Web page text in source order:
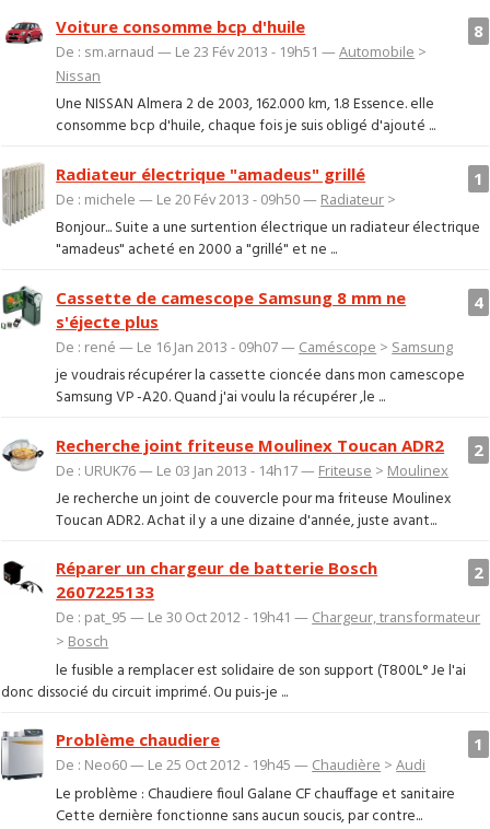
8
Voiture consomme bcp d'huile
De : sm.arnaud — Le 23 Fév 2013 - 19h51 —Automobile >
Nissan
Une NISSAN Almera 2 de 2003, 162.000 km, 1.8 Essence. elle
consomme bcp d'huile, chaque fois je suis obligé d'ajouté ...
1
Radiateur électrique "amadeus" grillé
De : michele — Le 20 Fév 2013 - 09h50 — Radiateur >
Bonjour... Suite a une surtention électrique un radiateur électrique
"amadeus" acheté en 2000 a "grillé" et ne ...
4
Cassette de camescope Samsung 8 mm ne
s'éjecte plus
De : rené — Le 16 Jan 2013 - 09h07 — Caméscope > Samsung
je voudrais récupérer la cassette cioncée dans mon camescope
Samsung VP -A20. Quand j'ai voulu la récupérer ,le ...
2
Recherche joint friteuse Moulinex Toucan ADR2
De : URUK76 — Le 03 Jan 2013 - 14h17 — Friteuse > Moulinex
Je recherche un joint de couvercle pour ma friteuse Moulinex
Toucan ADR2. Achat il y a une dizaine d'année, juste avant...
2
Réparer un chargeur de batterie Bosch
2607225133
De : pat_95 — Le 30 Oct 2012 - 19h41 — Chargeur, transformateur
> Bosch
le fusible a remplacer est solidaire de son support (T800L° Je l'ai
donc dissocié du circuit imprimé. Ou puis-je ...
1
Problème chaudiere
De : Neo60 — Le 25 Oct 2012 - 19h45 — Chaudière >Audi
Le problème : Chaudiere fioul Galane CF chauffage et sanitaire
Cette dernière fonctionne sans aucun soucis, par contre...